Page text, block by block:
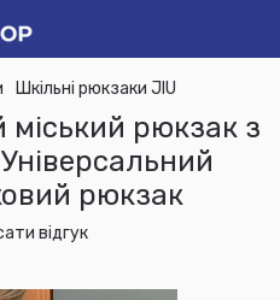
Шкільні рюкзаки JIU
рюкзак з
рюкзак
відгук